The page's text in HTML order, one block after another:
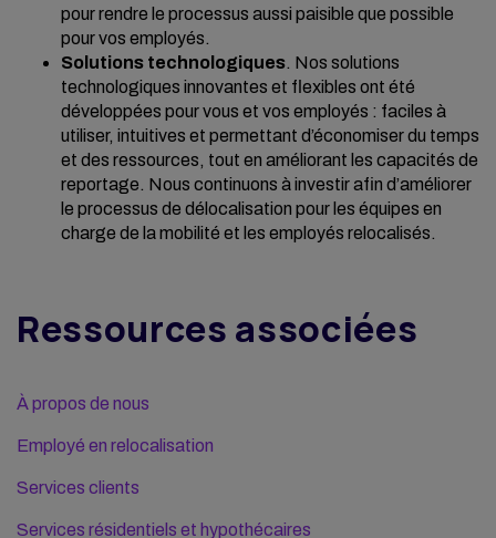
pour rendre le processus aussi paisible que possible
pour vos employés.
Solutions technologiques. Nos solutions
technologiques innovantes et flexibles ont été
développées pour vous et vos employés : faciles à
utiliser, intuitives et permettant d’économiser du temps
et des ressources, tout en améliorant les capacités de
reportage. Nous continuons à investir afin d’améliorer
le processus de délocalisation pour les équipes en
charge de la mobilité et les employés relocalisés.
Ressources associées
À propos de nous
Employé en relocalisation
Services clients
Services résidentiels et hypothécaires